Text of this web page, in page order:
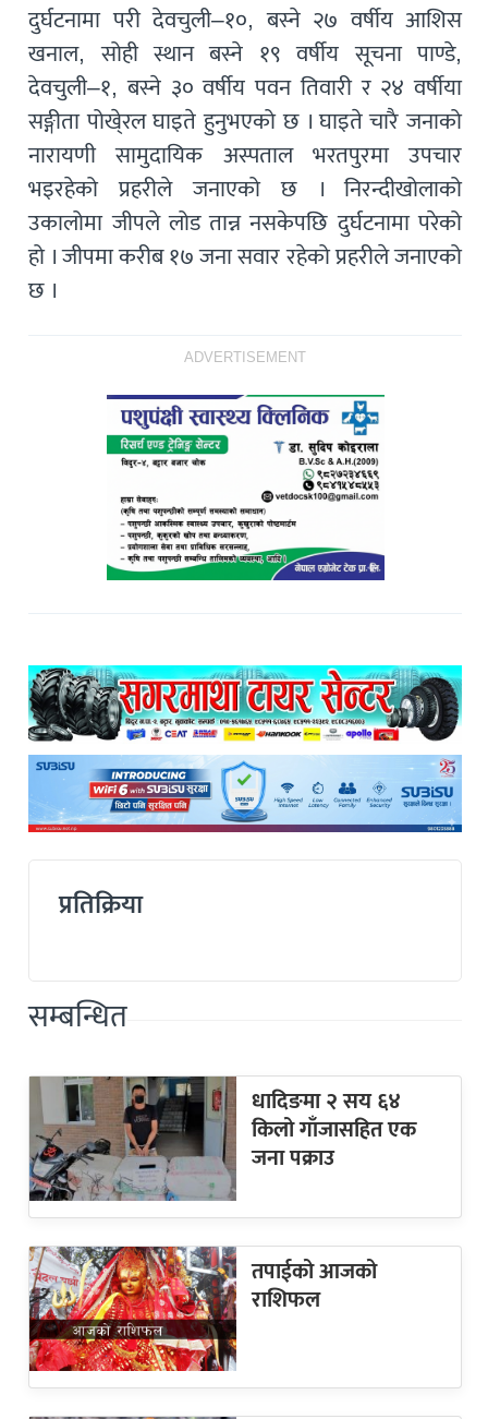
दुर्घटनामा परी देवचुली–१०, बस्ने २७ वर्षीय आशिस
खनाल, सोही स्थान बस्ने १९ वर्षीय सूचना पाण्डे,
देवचुली–१, बस्ने ३० वर्षीय पवन तिवारी र २४ वर्षीया
सङ्गीता पोखे्रल घाइते हुनुभएको छ । घाइते चारै जनाको
नारायणी सामुदायिक अस्पताल भरतपुरमा उपचार
भइरहेको प्रहरीले जनाएको छ । निरन्दीखोलाको
उकालोमा जीपले लोड तान्न नसकेपछि दुर्घटनामा परेको
हो । जीपमा करीब १७ जना सवार रहेको प्रहरीले जनाएको
छ ।
ADVERTISEMENT
प्रतिक्रिया
सम्बन्धित
धादिङमा २ सय ६४
किलो गाँजासहित एक
जना पक्राउ
तपाईको आजको
राशिफल